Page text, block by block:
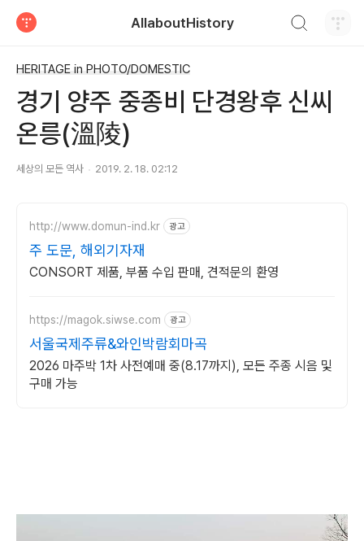
AllaboutHistory
HERITAGE in PHOTO/DOMESTIC
경기 양주 중종비 단경왕후 신씨
온릉(溫陵)
세상의 모든 역사 2019. 2. 18. 02:12
http://www.domun-ind.kr 광고
주 도문, 해외기자재
CONSORT 제품, 부품 수입 판매, 견적문의 환영
https://magok.siwse.com 광고
서울국제주류&와인박람회마곡
2026 마주박 1차 사전예매 중(8.17까지), 모든 주종 시음 및
구매 가능